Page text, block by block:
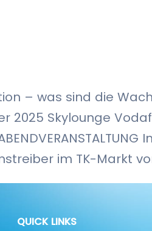
– was sind die
2025 Skylounge
im TK-Markt
QUICK LINKS